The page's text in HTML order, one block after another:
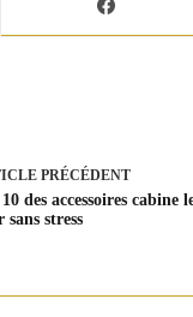
PRÉCÉDENT
des accessoires
sans stress